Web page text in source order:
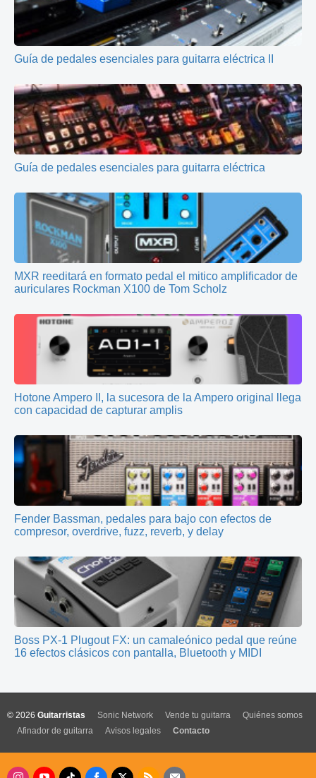
Guía de pedales esenciales para guitarra eléctrica II
Guía de pedales esenciales para guitarra eléctrica
MXR reeditará en formato pedal el mitico amplificador de
auriculares Rockman X100 de Tom Scholz
Hotone Ampero II, la sucesora de la Ampero original llega
con capacidad de capturar amplis
Fender Bassman, pedales para bajo con efectos de
compresor, overdrive, fuzz, reverb, y delay
Boss PX-1 Plugout FX: un camaleónico pedal que reúne
16 efectos clásicos con pantalla, Bluetooth y MIDI
© 2026 Guitarristas Sonic Network Vende tu guitarra
Quiénes somos
Afinador de guitarra
Avisos legales Contacto